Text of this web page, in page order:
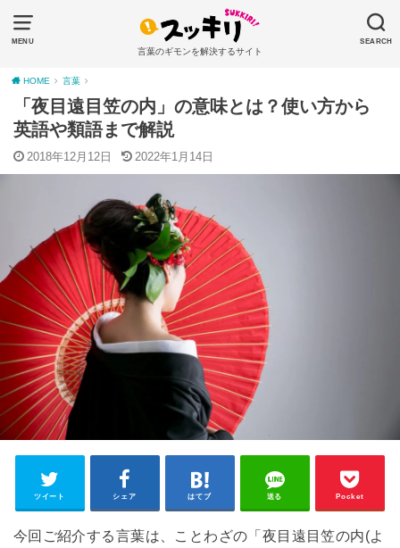
MENU SEARCH
言葉のギモンを解決するサイト
HOME 言葉
「夜目遠目笠の内」の意味とは？使い方から
英語や類語まで解説
2018年12月12日 2022年1月14日
ツイート シェア はてブ 送る Pocket
今回ご紹介する言葉は、ことわざの「夜目遠目笠の内(よ